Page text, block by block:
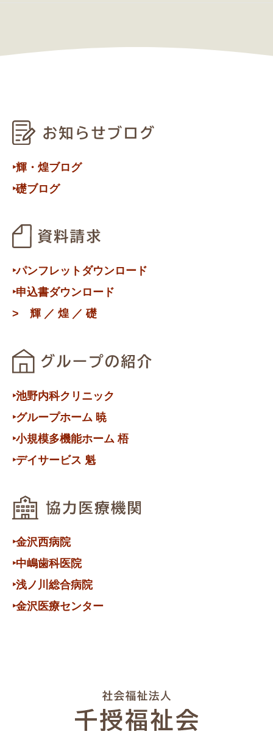
‣輝・煌ブログ
‣礎ブログ
‣パンフレットダウンロード
‣申込書ダウンロード
> 輝 ／ 煌／ 礎
‣池野内科クリニック
‣グループホーム 暁
‣小規模多機能ホーム 梧
‣デイサービス 魁
‣金沢西病院
‣中嶋歯科医院
‣浅ノ川総合病院
‣金沢医療センター